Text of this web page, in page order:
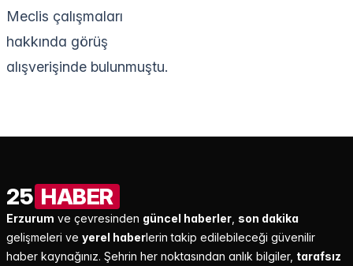
Meclis çalışmaları
hakkında görüş
alışverişinde bulunmuştu.
25 HABER
Erzurum ve çevresinden güncel haberler son dakika
gelişmeleri ve yerel haberlerin takip edilebileceği güvenilir
haber kaynağınız. Şehrin her noktasından anlık bilgiler, tarafsız